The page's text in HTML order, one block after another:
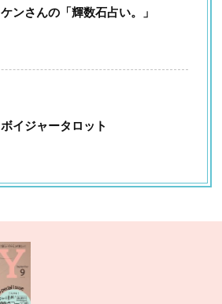
ケンさんの「輝数石占い。」
ボイジャータロット